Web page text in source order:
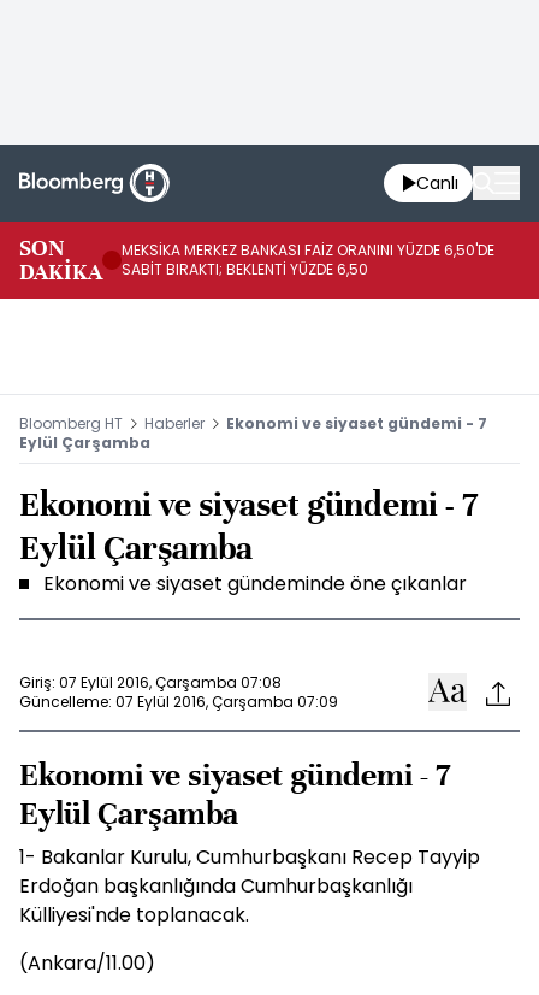
Canlı
SON
DAKİKA
MEKSİKA MERKEZ BANKASI FAİZ ORANINI YÜZDE 6,50'DE
SABİT BIRAKTI; BEKLENTİ YÜZDE 6,50
Bloomberg HT Haberler
Ekonomi ve siyaset gündemi - 7
Eylül Çarşamba
Ekonomi ve siyaset gündemi - 7
Eylül Çarşamba
Ekonomi ve siyaset gündeminde öne çıkanlar
Giriş: 07 Eylül 2016, Çarşamba 07:08
Güncelleme: 07 Eylül 2016, Çarşamba 07:09
Ekonomi ve siyaset gündemi - 7
Eylül Çarşamba
1- Bakanlar Kurulu, Cumhurbaşkanı Recep Tayyip
Erdoğan başkanlığında Cumhurbaşkanlığı
Külliyesi'nde toplanacak.
(Ankara/11.00)